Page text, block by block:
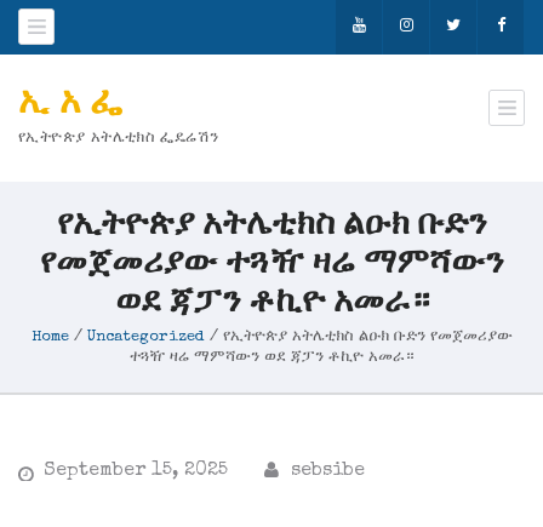
ኢ አ ፌ
የኢትዮጵያ አትሌቲክስ ፌዴሬሽን
የኢትዮጵያ አትሌቲክስ ልዑክ ቡድን
የመጀመሪያው ተጓዥ ዛሬ ማምሻውን
ወደ ጃፓን ቶኪዮ አመራ።
Home/ Uncategorized/ የኢትዮጵያ አትሌቲክስ ልዑክ ቡድን የመጀመሪያው
ተጓዥ ዛሬ ማምሻውን ወደ ጃፓን ቶኪዮ አመራ።
September 15, 2025 sebsibe